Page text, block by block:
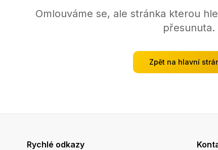
Omlouváme se, ale stránka kterou
přesunuta.
Zpět na hlavní
Rychlé odkazy